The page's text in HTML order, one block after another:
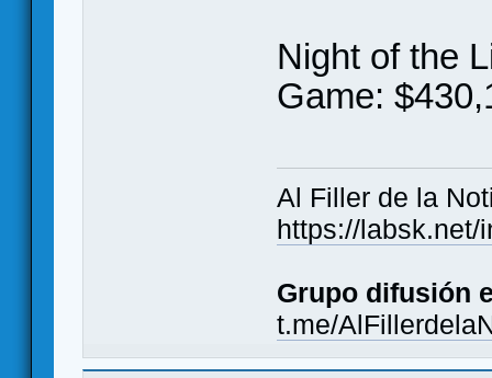
Night of the
Game:
Al Filler de la
https://labsk.net/
Grupo difusión
t.me/